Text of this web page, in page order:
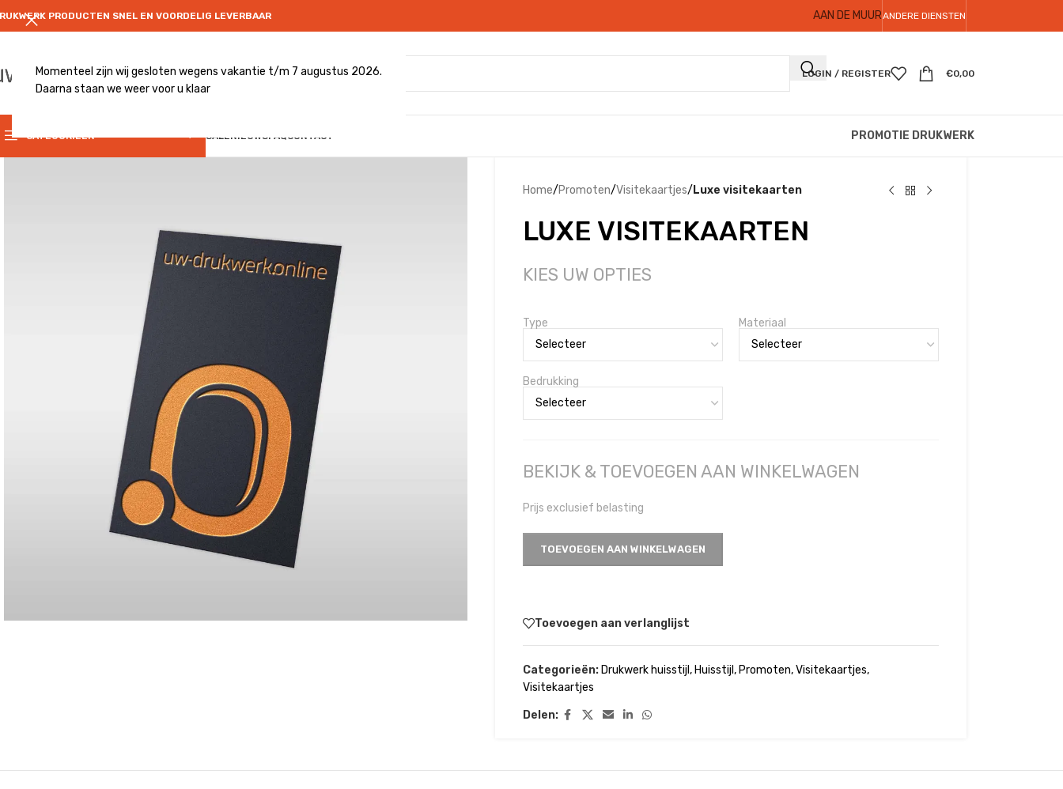
Momenteel zijn wij gesloten wegens vakantie t/m 7 augustus 2026.
Daarna staan we weer voor u klaar
PRODUCTEN SNEL EN VOORDELIG LEVERBAAR AAN DE MUURANDERE DIENSTEN
LOGIN / REGISTER €0,00
CATEGORIEËN SALENIEUWSFAQCONTACT PROMOTIE DRUKWERK
Home/Promoten/Visitekaartjes/ Luxe visitekaarten
LUXE VISITEKAARTEN
KIES UW OPTIES
Type Materiaal
Bedrukking
BEKIJK & TOEVOEGEN AAN WINKELWAGEN
Prijs exclusief belasting
TOEVOEGEN AAN WINKELWAGEN
Toevoegen aan verlanglijst
Categorieën: Drukwerk huisstijl , Huisstijl , Promoten,Visitekaartjes,
Visitekaartjes
Delen: